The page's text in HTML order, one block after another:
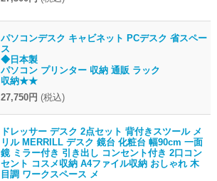
パソコンデスク キャビネット PCデスク 省スペー
ス
◆日本製
パソコン プリンター 収納 通販 ラック
収納★★
27,750円 (税込)
ドレッサー デスク 2点セット 背付きスツール メ
リル MERRILL デスク 鏡台 化粧台 幅90cm 一面
鏡 ミラー付き 引き出し コンセント付き 2口コン
セント コスメ収納 A4ファイル収納 おしゃれ 木
目調 ワークスペース メ